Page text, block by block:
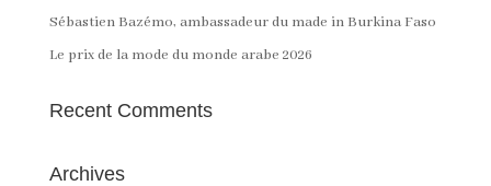
Sébastien Bazémo, ambassadeur du made in Burkina Faso
Le prix de la mode du monde arabe 2026
Recent Comments
Archives